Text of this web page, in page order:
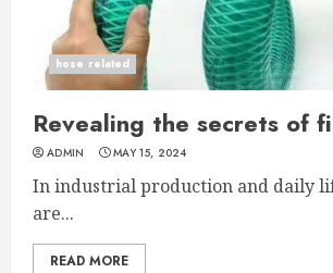
hose related
Revealing the secrets of
ADMIN MAY 15, 2024
In industrial production and daily
are...
READ MORE